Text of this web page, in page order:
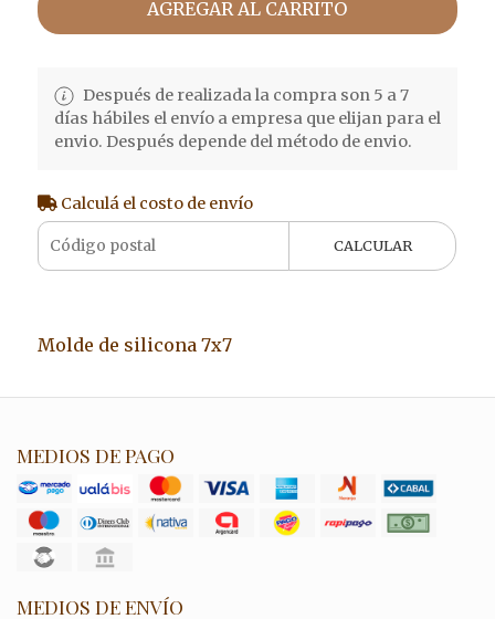
AGREGAR AL CARRITO
Después de realizada la compra son 5 a 7
días hábiles el envío a empresa que elijan para el
envio. Después depende del método de envio.
Calculá el costo de envío
CALCULAR
Molde de silicona 7x7
MEDIOS DE PAGO
MEDIOS DE ENVÍO